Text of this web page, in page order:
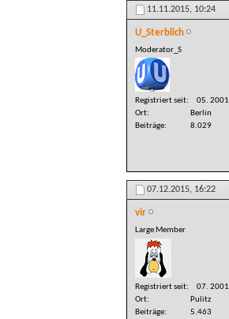
11.11.2015, 10:24
U_Sterblich
Moderator_S
Registriert seit
05. 2001
Ort
Berlin
Beiträge
8.029
07.12.2015, 16:22
vir
Large Member
Registriert seit
07. 2001
Ort
Pulitz
Beiträge
5.463